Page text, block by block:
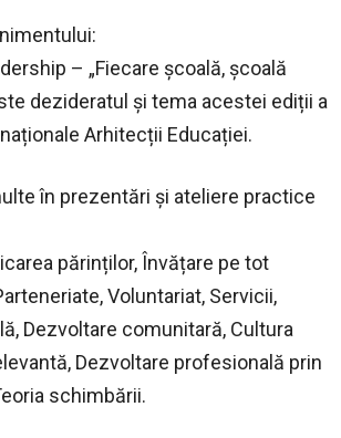
– „Fiecare școală, școală
dezideratul și tema acestei ediții a
Arhitecții Educației.
în prezentări și ateliere practice
părinților, Învățare pe tot
Voluntariat, Servicii,
Dezvoltare comunitară, Cultura
Dezvoltare profesională prin
schimbării.